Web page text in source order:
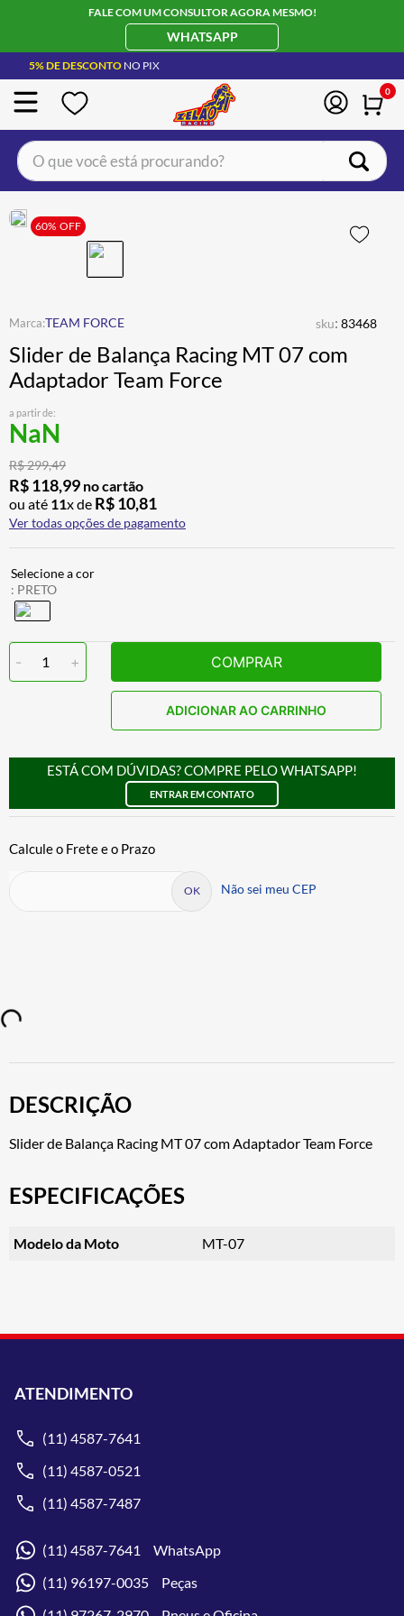
FALE COM UM CONSULTOR AGORA MESMO!
WHATSAPP
5% DE DESCONTO NO PIX
0
O que você está procurando?
60% OFF
TEAM FORCE sku: 83468
Slider de Balança Racing MT 07 com
Adaptador Team Force
a partir de:
NaN
R$299,49
R$118,99 no cartão
ou até 11x de R$10,81
Ver todas opções de pagamento
: PRETO
- 1 + COMPRAR
ADICIONAR AO CARRINHO
ESTÁ COM DÚVIDAS? COMPRE PELO WHATSAPP!
ENTRAR EM CONTATO
Não sei meu CEP
DESCRIÇÃO
Slider de Balança Racing MT 07 com Adaptador Team Force
ESPECIFICAÇÕES
Modelo da Moto MT-07
ATENDIMENTO
(11) 4587-7641
(11) 4587-0521
(11) 4587-7487
(11) 4587-7641 WhatsApp
(11) 96197-0035 Peças
1º CAPACETE LS2
BOTA
4º ÓCULOS SOLAR
5 º LUVA
6º BAU
7º
9º CALÇA
10 º BOTAS